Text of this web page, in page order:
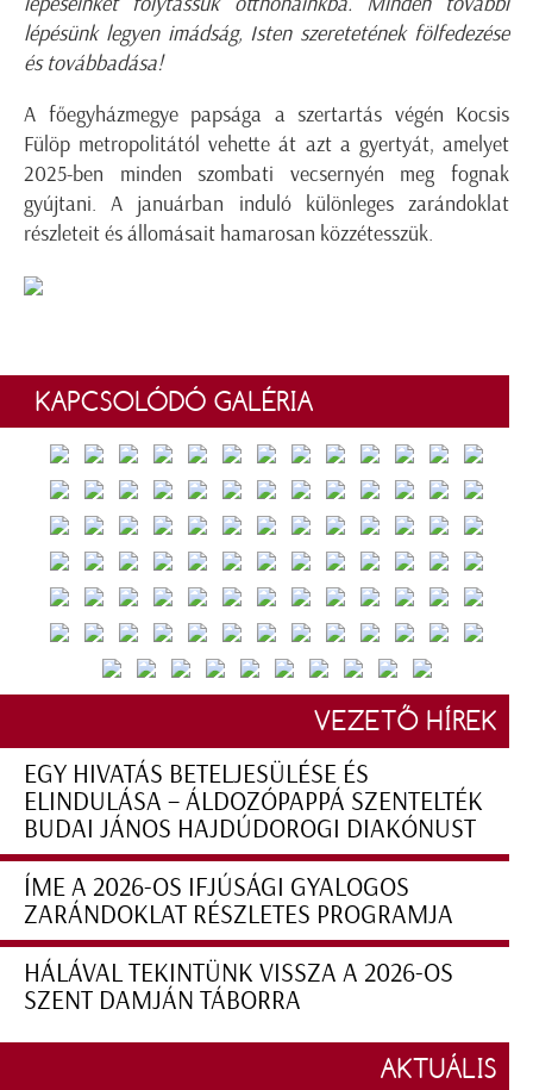
lépésünk legyen imádság, Isten szeretetének fölfedezése
és továbbadása!
A főegyházmegye papsága a szertartás végén Kocsis
Fülöp metropolitától vehette át azt a gyertyát, amelyet
2025-ben minden szombati vecsernyén meg fognak
gyújtani. A januárban induló különleges zarándoklat
részleteit és állomásait hamarosan közzétesszük.
KAPCSOLÓDÓ GALÉRIA
VEZETŐ HÍREK
EGY HIVATÁS BETELJESÜLÉSE ÉS
ELINDULÁSA – ÁLDOZÓPAPPÁ SZENTELTÉK
BUDAI JÁNOS HAJDÚDOROGI DIAKÓNUST
ÍME A 2026-OS IFJÚSÁGI GYALOGOS
ZARÁNDOKLAT RÉSZLETES PROGRAMJA
HÁLÁVAL TEKINTÜNK VISSZA A 2026-OS
SZENT DAMJÁN TÁBORRA
AKTUÁLIS